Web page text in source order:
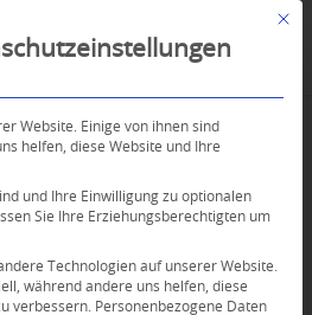
Mit
Website. Einige von ihnen sind
helfen, diese Website und Ihre
und Ihre Einwilligung zu optionalen
Sie Ihre Erziehungsberechtigten um
Technologien auf unserer Website.
während andere uns helfen, diese
verbessern.
Personenbezogene Daten